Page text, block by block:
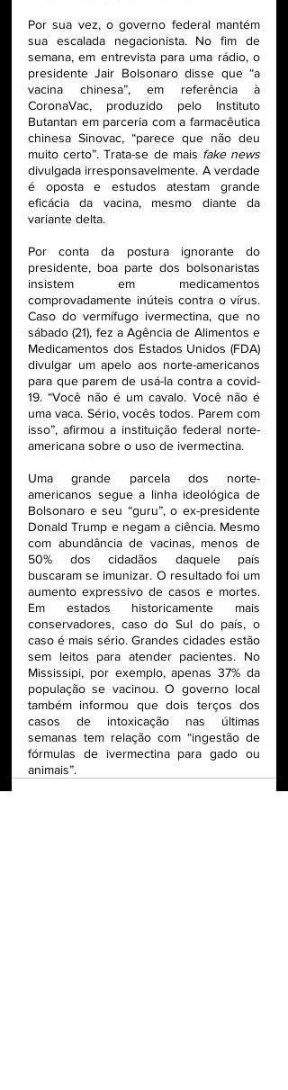
Por sua vez, o governo federal mantém
sua escalada negacionista. No fim de
semana, em entrevista para uma rádio, o
presidente Jair Bolsonaro disse que “a
vacina chinesa”, em referência à
CoronaVac, produzido pelo Instituto
Butantan em parceria com a farmacêutica
chinesa Sinovac, “parece que não deu
muito certo”. Trata-se de mais fake news
divulgada irresponsavelmente. A verdade
é oposta e estudos atestam grande
eficácia da vacina, mesmo diante da
variante delta.
Por conta da postura ignorante do
presidente, boa parte dos bolsonaristas
insistem em medicamentos
comprovadamente inúteis contra o vírus.
Caso do vermífugo ivermectina, que no
sábado (21), fez a Agência de Alimentos e
Medicamentos dos Estados Unidos (FDA)
divulgar um apelo aos norte-americanos
para que parem de usá-la contra a covid-
19. “Você não é um cavalo. Você não é
uma vaca. Sério, vocês todos. Parem com
isso”, afirmou a instituição federal norte-
americana sobre o uso de ivermectina.
Uma grande parcela dos norte-
americanos segue a linha ideológica de
Bolsonaro e seu “guru”, o ex-presidente
Donald Trump e negam a ciência. Mesmo
com abundância de vacinas, menos de
50% dos cidadãos daquele país
buscaram se imunizar. O resultado foi um
aumento expressivo de casos e mortes.
Em estados historicamente mais
conservadores, caso do Sul do país, o
caso é mais sério. Grandes cidades estão
sem leitos para atender pacientes. No
Mississipi, por exemplo, apenas 37% da
população se vacinou. O governo local
também informou que dois terços dos
casos de intoxicação nas últimas
semanas tem relação com “ingestão de
fórmulas de ivermectina para gado ou
animais”.